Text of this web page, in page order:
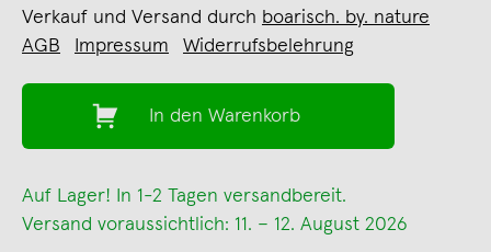
Verkauf und Versand durch boarisch. by. nature
AGB
Impressum Widerrufsbelehrung
In den Warenkorb
Auf Lager! In 1-2 Tagen versandbereit.
Versand voraussichtlich: 11. – 12. August 2026